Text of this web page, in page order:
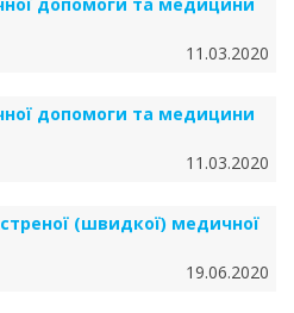
11.03.2020
допомоги та медицини
11.03.2020
(швидкої) медичної
19.06.2020